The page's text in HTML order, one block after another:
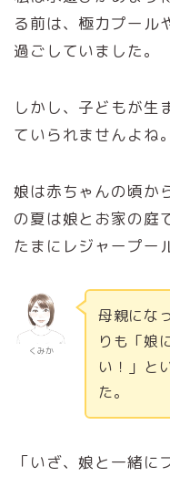
る前は、極力プール
過ごしていました。
しかし、子どもが生
ていられませんよね。
娘は赤ちゃんの頃か
の夏は娘とお家の庭
たまにレジャープー
くみか
母親にな
りも「娘
い！」と
た。
「いざ、娘と一緒